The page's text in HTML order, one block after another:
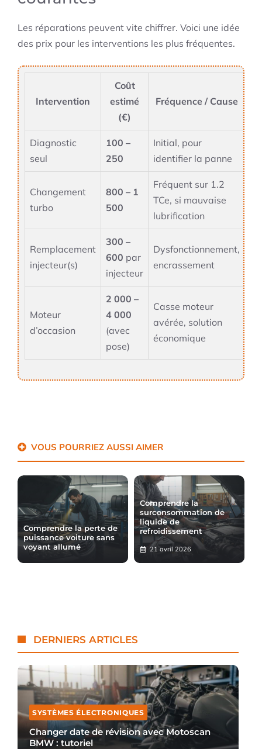
Les réparations peuvent vite chiffrer. Voici une idée
des prix pour les interventions les plus fréquentes.
Intervention
Coût
estimé
(€)
Fréquence / Cause
Diagnostic
seul
100 –
250
Initial, pour
identifier la panne
Changement
turbo
800 – 1
500
Fréquent sur 1.2
TCe, si mauvaise
lubrification
Remplacement
injecteur(s)
300 –
600 par
injecteur
Dysfonctionnement,
encrassement
Moteur
d’occasion
2 000 –
4 000
(avec
pose)
Casse moteur
avérée, solution
économique
VOUS POURRIEZ AUSSI AIMER
Comprendre la perte de
puissance voiture sans
voyant allumé
Comprendre la
surconsommation de
liquide de
refroidissement
21 avril 2026
DERNIERS ARTICLES
SYSTÈMES ÉLECTRONIQUES
Changer date de révision avec Motoscan
BMW : tutoriel